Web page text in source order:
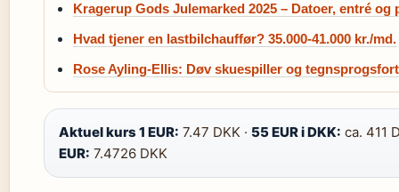
Kragerup Gods Julemarked 2025 – Datoer, entré og
Hvad tjener en lastbilchauffør? 35.000-41.000 kr./md.
Rose Ayling-Ellis: Døv skuespiller og
Aktuel kurs 1 EUR: 7.47 DKK · 55 EUR i DKK: ca. 411
EUR: 7.4726 DKK